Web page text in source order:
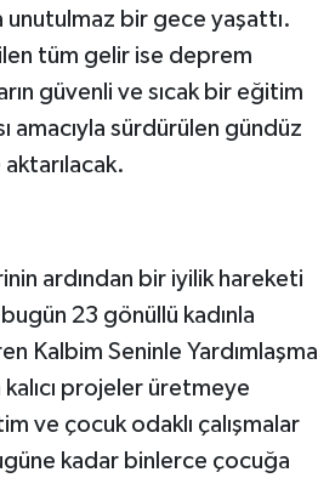
unutulmaz bir gece yaşattı.
tüm gelir ise deprem
güvenli ve sıcak bir eğitim
amacıyla sürdürülen gündüz
ardından bir iyilik hareketi
23 gönüllü kadınla
Kalbim Seninle Yardımlaşma
projeler üretmeye
ve çocuk odaklı çalışmalar
kadar binlerce çocuğa